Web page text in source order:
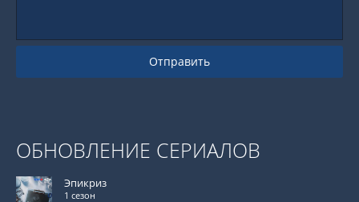
Отправить
ОБНОВЛЕНИЕ СЕРИАЛОВ
Эпикриз
1 сезон